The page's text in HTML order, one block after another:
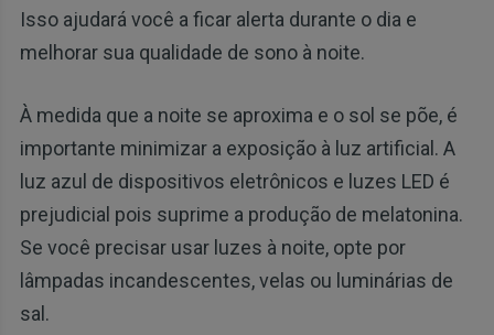
Isso ajudará você a ficar alerta durante o dia e
melhorar sua qualidade de sono à noite.
À medida que a noite se aproxima e o sol se põe, é
importante minimizar a exposição à luz artificial. A
luz azul de dispositivos eletrônicos e luzes LED é
prejudicial pois suprime a produção de melatonina.
Se você precisar usar luzes à noite, opte por
lâmpadas incandescentes, velas ou luminárias de
sal.